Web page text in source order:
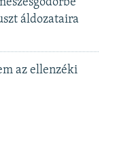
áldozataira
az ellenzéki